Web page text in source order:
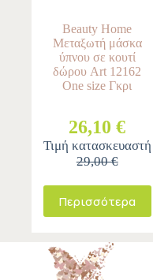
Beauty Home
Μεταξωτή μάσκα
ύπνου σε κουτί
δώρου Art 12162
One size Γκρι
26,10 €
Τιμή κατασκευαστή
29,00 €
Περισσότερα